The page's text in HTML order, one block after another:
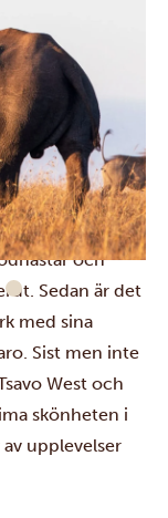
, som är
vandringen.
viltsafari. Efter
och
Sedan är det
med sina
Sist men inte
West och
skönheten i
av upplevelser